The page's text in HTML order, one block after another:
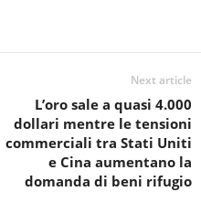
Next article
L’oro sale a quasi 4.000
dollari mentre le tensioni
commerciali tra Stati Uniti
e Cina aumentano la
domanda di beni rifugio